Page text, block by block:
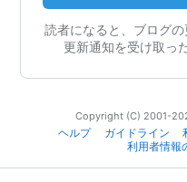
読者になると、ブログの
更新通知を受け取っ
Copyright (C) 2001-
ヘルプ
ガイドライン
利用者情報